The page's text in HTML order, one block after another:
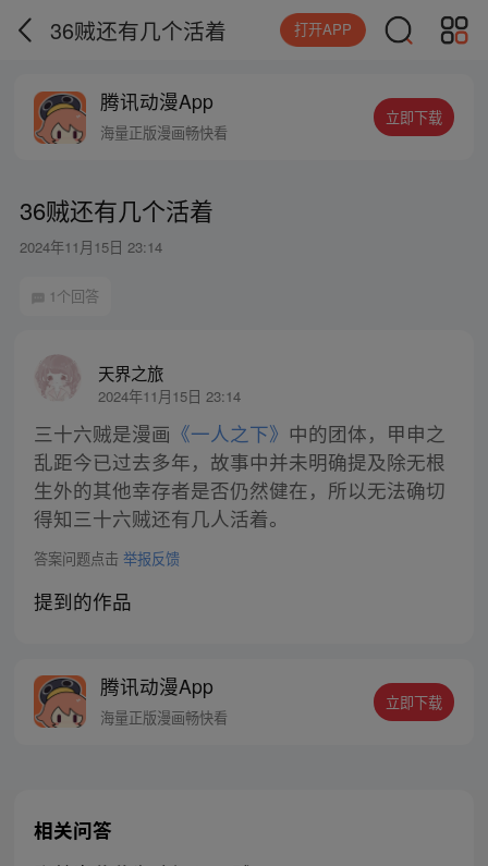
36贼还有几个活着 打开APP
腾讯动漫App
海量正版漫画畅快看
立即下载
36贼还有几个活着
2024年11月15日 23:14
1个回答
天界之旅
2024年11月15日 23:14
三十六贼是漫画 《一人之下》 中的团体，甲申之
乱距今已过去多年，故事中并未明确提及除无根
生外的其他幸存者是否仍然健在，所以无法确切
得知三十六贼还有几人活着。
答案问题点击 举报反馈
提到的作品
腾讯动漫App
海量正版漫画畅快看
立即下载
相关问答